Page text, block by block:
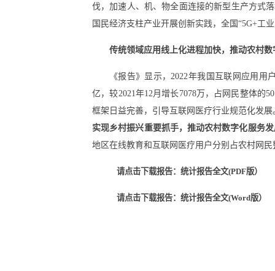
伐，加速人、机、物全面连接的新型生产方式
国民经济支柱产业开展创新实践，全国“5G+工
传统领域应用线上化进程加快，推动农村
《报告》显示，2022年我国互联网应用用
亿，较2021年12月增长7078万，占网民整体的
框架日益完善，引导互联网医疗行业规范化发
实现乡村振兴重要抓手，推动农村数字化服务
地区在线教育和互联网医疗用户分别占农村网
请点击下载报告：统计报告全文(PDF版）
请点击下载报告：统计报告全文(Word版）